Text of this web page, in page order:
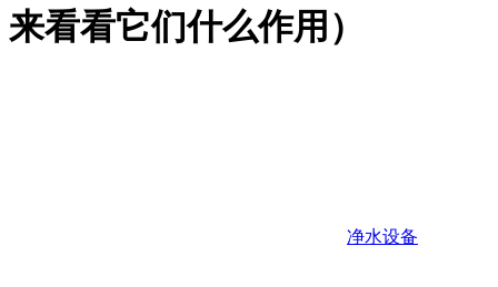
来看看它们什么作用）
净水设备